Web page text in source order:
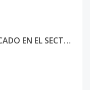
APARTAMENTO EN RENTA UBICADO EN EL SECTOR DE LA JULIA